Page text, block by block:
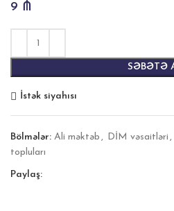
9 ₼
SƏBƏTƏ
İstək siyahısı
Bölmələr: Ali məktəb , DİM vəsaitləri ,
topluları
Paylaş: